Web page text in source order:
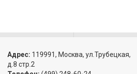
Адрес: 119991, Москва, ул.Трубецкая,
д.8 стр.2